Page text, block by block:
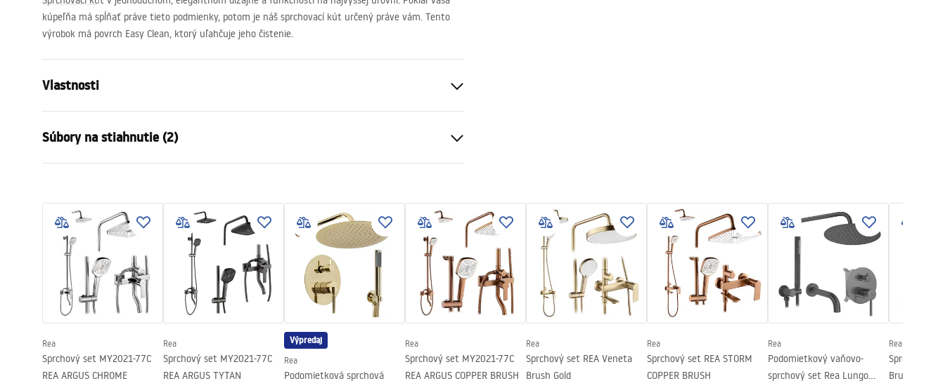
kúpeľňa má spĺňať práve tieto podmienky, potom je náš sprchovací kút určený práve vám. Tento
výrobok má povrch Easy Clean, ktorý uľahčuje jeho čistenie.
Vlastnosti
Farba
Typ kabíny
Roh
Spôsob otvárania
Séria
zhromaždenie
Na detskom bazéne resp
Výška
2000
mm
Smer kabíny
Ľavá alebo pravá
Záruka
24 mesiacov
Poťah Easy Clean
Áno, na jednej strane pohára
Súbory na stiahnutie (2)
WARUNKI BEZPIECZENSTWA
KABINY DRZWI PARAWANY.pdf
Instrukcja montażu kabiny
Atlas.pdf
Rea
Sprchový set MY2021-77C
REA ARGUS CHROME
Rea
Sprchový set MY2021-77C
REA ARGUS TYTAN
Výpredaj
Rea
Podomietková sprchová
Rea
Sprchový set MY2021-77C
REA ARGUS COPPER BRUSH
Rea
Sprchový set REA Veneta
Brush Gold
Rea
Sprchový set REA STORM
COPPER BRUSH
Rea
Podomietkový vaňovo-
sprchový set Rea Lungo
Rea
Sprchový set
Brush Gold